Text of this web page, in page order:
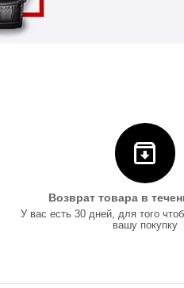
Возврат товара в
У вас есть 30 дней, для того
вашу покупку